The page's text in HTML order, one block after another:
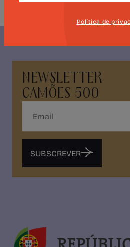
NEWSLETTER
CAMÕES 500
SUBSCREVER
Política de